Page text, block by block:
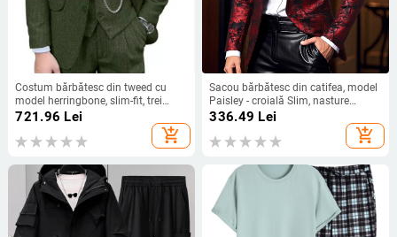
Costum bărbătesc din tweed cu
model herringbone, slim-fit, trei
piese, rever plat și nasturi cu două
721.96 Lei
add_shopping_cart
Sacou bărbătesc din catifea, model
Paisley - croială Slim, nasture
simplu, 100% poliester
336.49 Lei
add_shopping_cart